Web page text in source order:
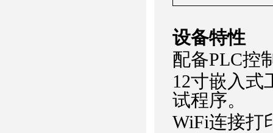
设备特性
配备PLC控
12寸嵌入式
试程序‌。
WiFi连接打